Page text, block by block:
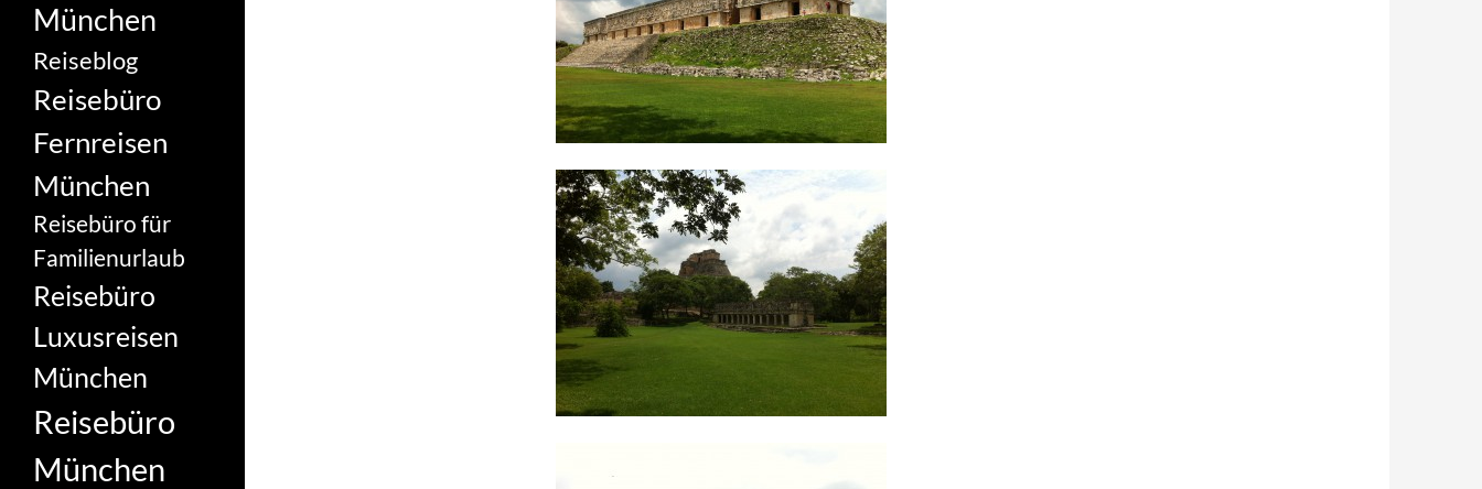
München
Reiseblog
Reisebüro
Fernreisen
München
Reisebüro für
Familienurlaub
Reisebüro
Luxusreisen
München
Reisebüro
München